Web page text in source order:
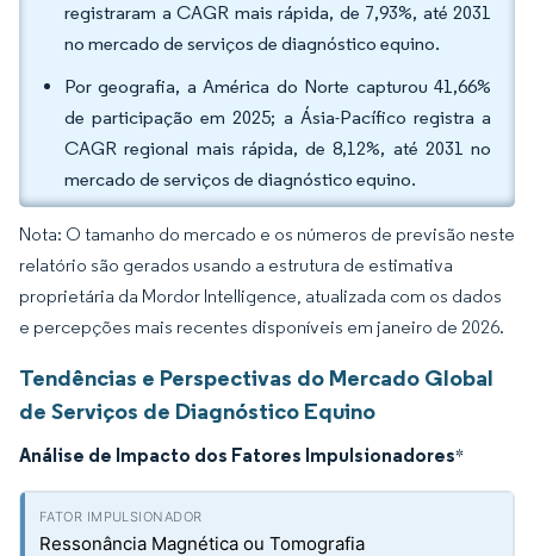
registraram a CAGR mais rápida, de 7,93%, até 2031
no mercado de serviços de diagnóstico equino.
Por geografia, a América do Norte capturou 41,66%
de participação em 2025; a Ásia-Pacífico registra a
CAGR regional mais rápida, de 8,12%, até 2031 no
mercado de serviços de diagnóstico equino.
Nota: O tamanho do mercado e os números de previsão neste
relatório são gerados usando a estrutura de estimativa
proprietária da Mordor Intelligence, atualizada com os dados
e percepções mais recentes disponíveis em janeiro de 2026.
Tendências e Perspectivas do Mercado Global
de Serviços de Diagnóstico Equino
Análise de Impacto dos Fatores Impulsionadores*
Ressonância Magnética ou Tomografia